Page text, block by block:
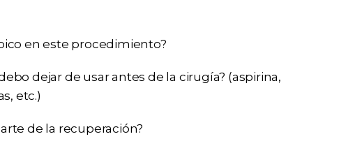
en este procedimiento?
dejar de usar antes de la cirugía? (aspirina,
etc.)
de la recuperación?